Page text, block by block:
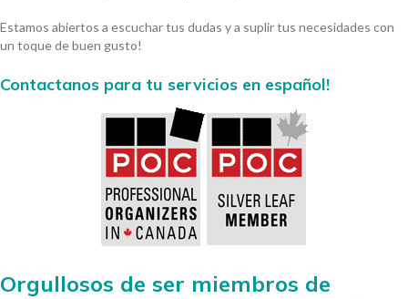
Estamos abiertos a escuchar tus dudas y a suplir tus necesidades con
un toque de buen gusto!
Contactanos para tu servicios en español!
Orgullosos de ser miembros de